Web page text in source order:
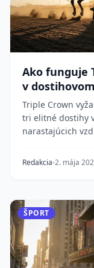
Ako funguje
v
Triple Crown
tri elitné dostihy
narastajúcich
Redakcia 2. mája
ŠPORT